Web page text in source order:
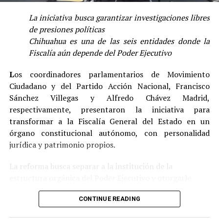
27/11°C en Madera, 29/9°C en Temósachic, 27/13°C en
Cuauhtémoc, 39/24°C en Ojinaga, 35/21°C en Delicias,
34/21°C en Camargo, 33/20°C en Jiménez, 29/16°C en
Parral, 24/8°C en Bocoyna, 35/22°C en Chínipas, 23/7°C
en Guachochi y 22/5ºC en Balleza.
La iniciativa busca garantizar investigaciones libres
de presiones políticas
Chihuahua es una de las seis entidades donde la
Fiscalía aún depende del Poder Ejecutivo
Los coordinadores parlamentarios de Movimiento
Ciudadano y del Partido Acción Nacional, Francisco
Sánchez Villegas y Alfredo Chávez Madrid,
respectivamente, presentaron la iniciativa para
transformar a la Fiscalía General del Estado en un
órgano constitucional autónomo, con personalidad
jurídica y patrimonio propios.
La reforma busca separar a la institución de la
autonomía técnica, presupuestal, financiera y de
gestión, estableciendo expresamente que sus funciones
CONTINUE READING